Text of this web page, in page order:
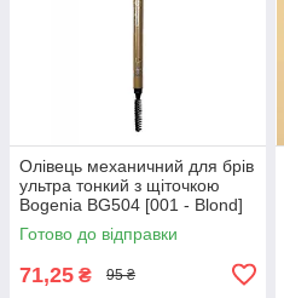
Олівець механичний для брів
ультра тонкий з щіточкою
Bogenia BG504 [001 - Blond]
Готово до відправки
71,25 ₴ 95 ₴